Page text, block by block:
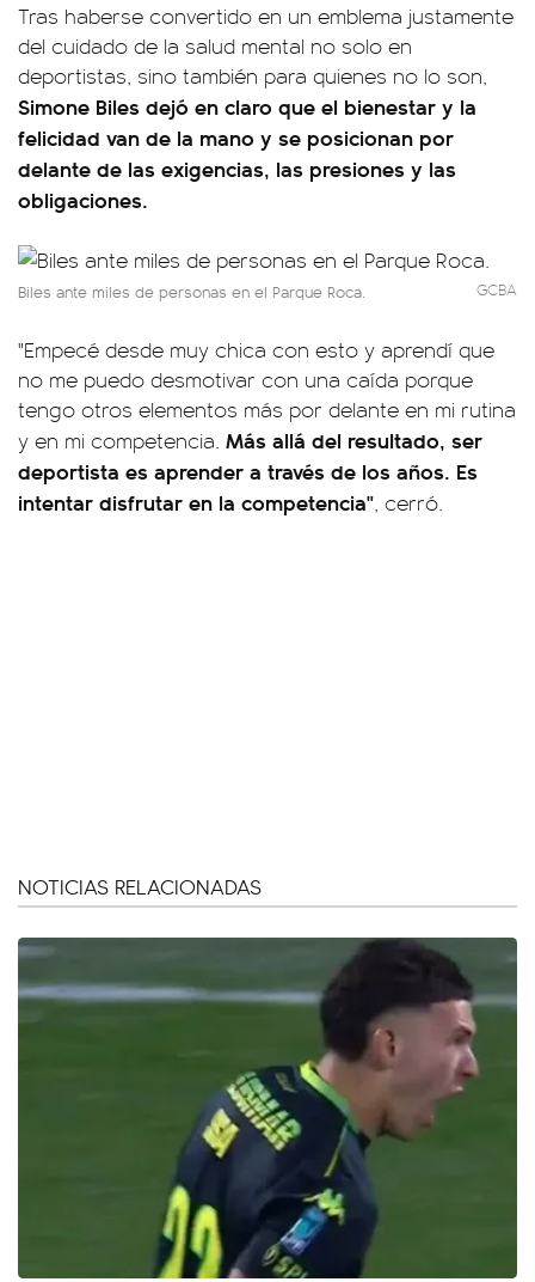
Tras haberse convertido en un emblema justamente
del cuidado de la salud mental no solo en
deportistas, sino también para quienes no lo son,
Simone Biles dejó en claro que el bienestar y la
felicidad van de la mano y se posicionan por
delante de las exigencias, las presiones y las
obligaciones.
Biles ante miles de personas en el Parque Roca. GCBA
"Empecé desde muy chica con esto y aprendí que
no me puedo desmotivar con una caída porque
tengo otros elementos más por delante en mi rutina
y en mi competencia. Más allá del resultado, ser
deportista es aprender a través de los años. Es
intentar disfrutar en la competencia", cerró.
NOTICIAS RELACIONADAS